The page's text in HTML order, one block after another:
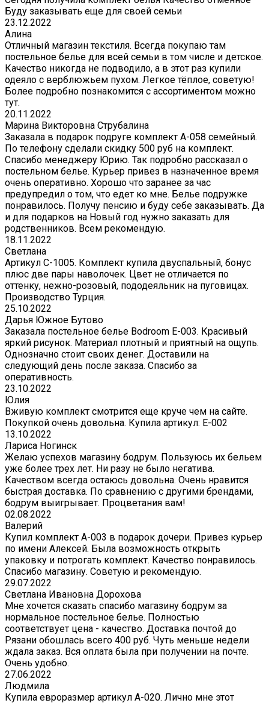
Буду заказывать еще для своей семьи
23.12.2022
Алина
Отличный магазин текстиля. Всегда покупаю там
постельное белье для всей семьи в том числе и детское.
Качество никогда не подводило, а в этот раз купили
одеяло с верблюжьем пухом. Легкое тёплое, советую!
Более подробно познакомится с ассортиментом можно
тут.
20.11.2022
Марина Викторовна Струбалина
Заказала в подарок подруге комплект А-058 семейный.
По телефону сделали скидку 500 руб на комплект.
Спасибо менеджеру Юрию. Так подробно рассказал о
постельном белье. Курьер привез в назначенное время
очень оперативно. Хорошо что заранее за час
предупредил о том, что едет ко мне. Белье подружке
понравилось. Получу пенсию и буду себе заказывать. Да
и для подарков на Новый год нужно заказать для
родственников. Всем рекомендую.
18.11.2022
Светлана
Артикул С-1005. Комплект купила двуспальный, бонус
плюс две пары наволочек. Цвет не отличается по
оттенку, нежно-розовый, пододеяльник на пуговицах.
Производство Турция.
25.10.2022
Дарья Южное Бутово
Заказала постельное белье Bodroom E-003. Красивый
яркий рисунок. Материал плотный и приятный на ощупь.
Однозначно стоит своих денег. Доставили на
следующий день после заказа. Спасибо за
оперативность.
23.10.2022
Юлия
Вживую комплект смотрится еще круче чем на сайте.
Покупкой очень довольна. Купила артикул: E-002
13.10.2022
Лариса Ногинск
Желаю успехов магазину бодрум. Пользуюсь их бельем
уже более трех лет. Ни разу не было негатива.
Качеством всегда остаюсь довольна. Очень нравится
быстрая доставка. По сравнению с другими брендами,
бодрум выигрывает. Процветания вам!
02.08.2022
Валерий
Купил комплект A-003 в подарок дочери. Привез курьер
по имени Алексей. Была возможность открыть
упаковку и потрогать комплект. Качество понравилось.
Спасибо магазину. Советую и рекомендую.
29.07.2022
Светлана Ивановна Дорохова
Мне хочется сказать спасибо магазину бодрум за
нормальное постельное белье. Полностью
соответствует цена - качество. Доставка почтой до
Рязани обошлась всего 400 руб. Чуть меньше недели
ждала заказ. Вся оплата была при получении на почте.
Очень удобно.
27.06.2022
Людмила
Купила евроразмер артикул А-020. Лично мне этот